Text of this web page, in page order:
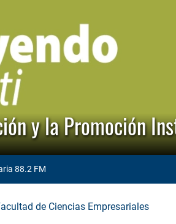
y la Promoción
88.2 FM
de Ciencias Empresariales